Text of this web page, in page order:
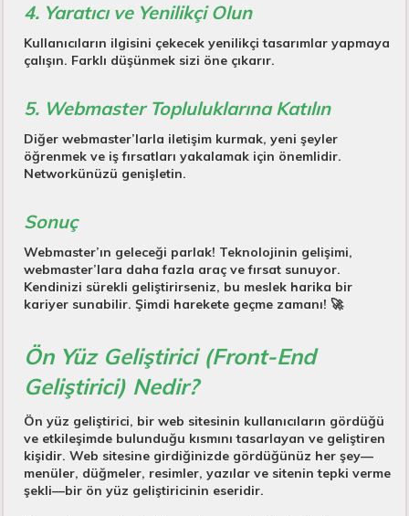
4. Yaratıcı ve Yenilikçi Olun
Kullanıcıların ilgisini çekecek yenilikçi tasarımlar yapmaya
çalışın. Farklı düşünmek sizi öne çıkarır.
5. Webmaster Topluluklarına Katılın
Diğer webmaster’larla iletişim kurmak, yeni şeyler
öğrenmek ve iş fırsatları yakalamak için önemlidir.
Networkünüzü genişletin.
Sonuç
Webmaster’ın geleceği parlak! Teknolojinin gelişimi,
webmaster’lara daha fazla araç ve fırsat sunuyor.
Kendinizi sürekli geliştirirseniz, bu meslek harika bir
kariyer sunabilir. Şimdi harekete geçme zamanı! 🚀
Ön Yüz Geliştirici (Front-End
Geliştirici) Nedir?
Ön yüz geliştirici, bir web sitesinin kullanıcıların gördüğü
ve etkileşimde bulunduğu kısmını tasarlayan ve geliştiren
kişidir. Web sitesine girdiğinizde gördüğünüz her şey—
menüler, düğmeler, resimler, yazılar ve sitenin tepki verme
şekli—bir ön yüz geliştiricinin eseridir.